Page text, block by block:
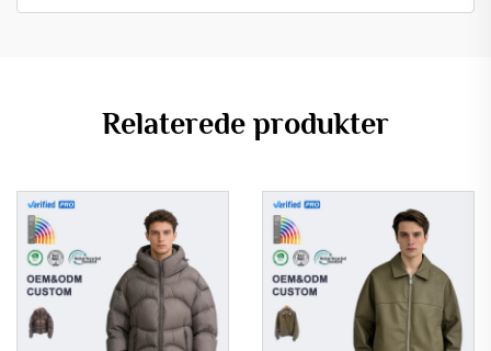
Relaterede produkter